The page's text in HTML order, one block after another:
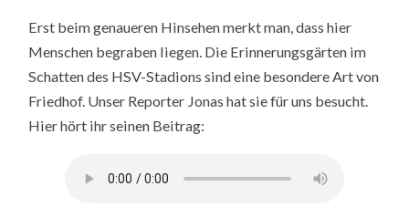
Erst beim genaueren Hinsehen merkt man, dass hier
Menschen begraben liegen. Die Erinnerungsgärten im
Schatten des HSV-Stadions sind eine besondere Art von
Friedhof. Unser Reporter Jonas hat sie für uns besucht.
Hier hört ihr seinen Beitrag: